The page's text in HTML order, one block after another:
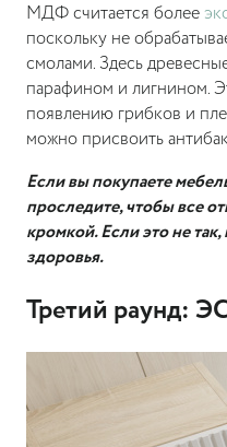
МДФ считается более
поскольку не
смолами. Здесь
парафином и лигнином.
появлению грибков и
можно присвоить
Если вы покупаете
проследите, чтобы все
кромкой. Если это не
здоровья.
Третий раунд: